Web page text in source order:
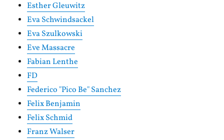
Esther Gleuwitz
Eva Schwindsackel
Eva Szulkowski
Eve Massacre
Fabian Lenthe
FD
Federico "Pico Be" Sanchez
Felix Benjamin
Felix Schmid
Franz Walser